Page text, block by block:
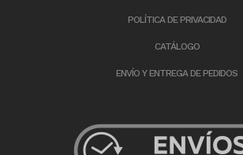
POLÍTICA DE PRIVACIDAD
CATÁLOGO
ENVÍO Y ENTREGA DE PEDIDOS